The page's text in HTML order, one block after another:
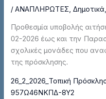
/ΑΝΑΠΛΗΡΩΤΕΣ,Δημοτικά,
Προθεσμία υποβολής
02-2026 έως και την
σχολικές μονάδες που
της πρόσκλησης.
26_2_2026_Τοπική
957Ω46ΝΚΠΔ-8Υ2